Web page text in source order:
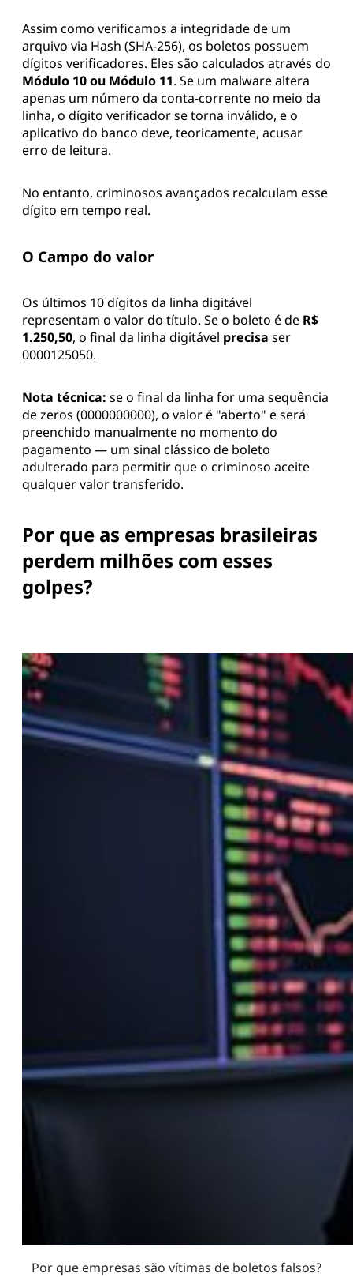
Assim como verificamos a integridade de um
arquivo via Hash (SHA-256), os boletos possuem
dígitos verificadores. Eles são calculados através do
Módulo 10 ou Módulo 11. Se um malware altera
apenas um número da conta-corrente no meio da
linha, o dígito verificador se torna inválido, e o
aplicativo do banco deve, teoricamente, acusar
erro de leitura.
No entanto, criminosos avançados recalculam esse
dígito em tempo real.
O Campo do valor
Os últimos 10 dígitos da linha digitável
representam o valor do título. Se o boleto é de R$
1.250,50, o final da linha digitável precisa ser
0000125050.
Nota técnica: se o final da linha for uma sequência
de zeros (0000000000), o valor é "aberto" e será
preenchido manualmente no momento do
pagamento — um sinal clássico de boleto
adulterado para permitir que o criminoso aceite
qualquer valor transferido.
Por que as empresas brasileiras
perdem milhões com esses
golpes?
Por que empresas são vítimas de boletos falsos?